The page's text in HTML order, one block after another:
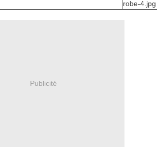
Publicité